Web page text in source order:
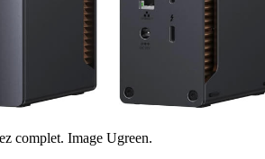
complet. Image Ugreen.